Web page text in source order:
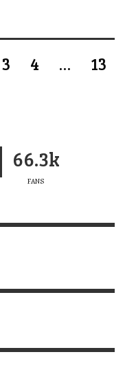
3 4 …
13
66.3k
FANS